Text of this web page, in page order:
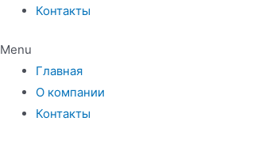
Контакты
Menu
Главная
О компании
Контакты